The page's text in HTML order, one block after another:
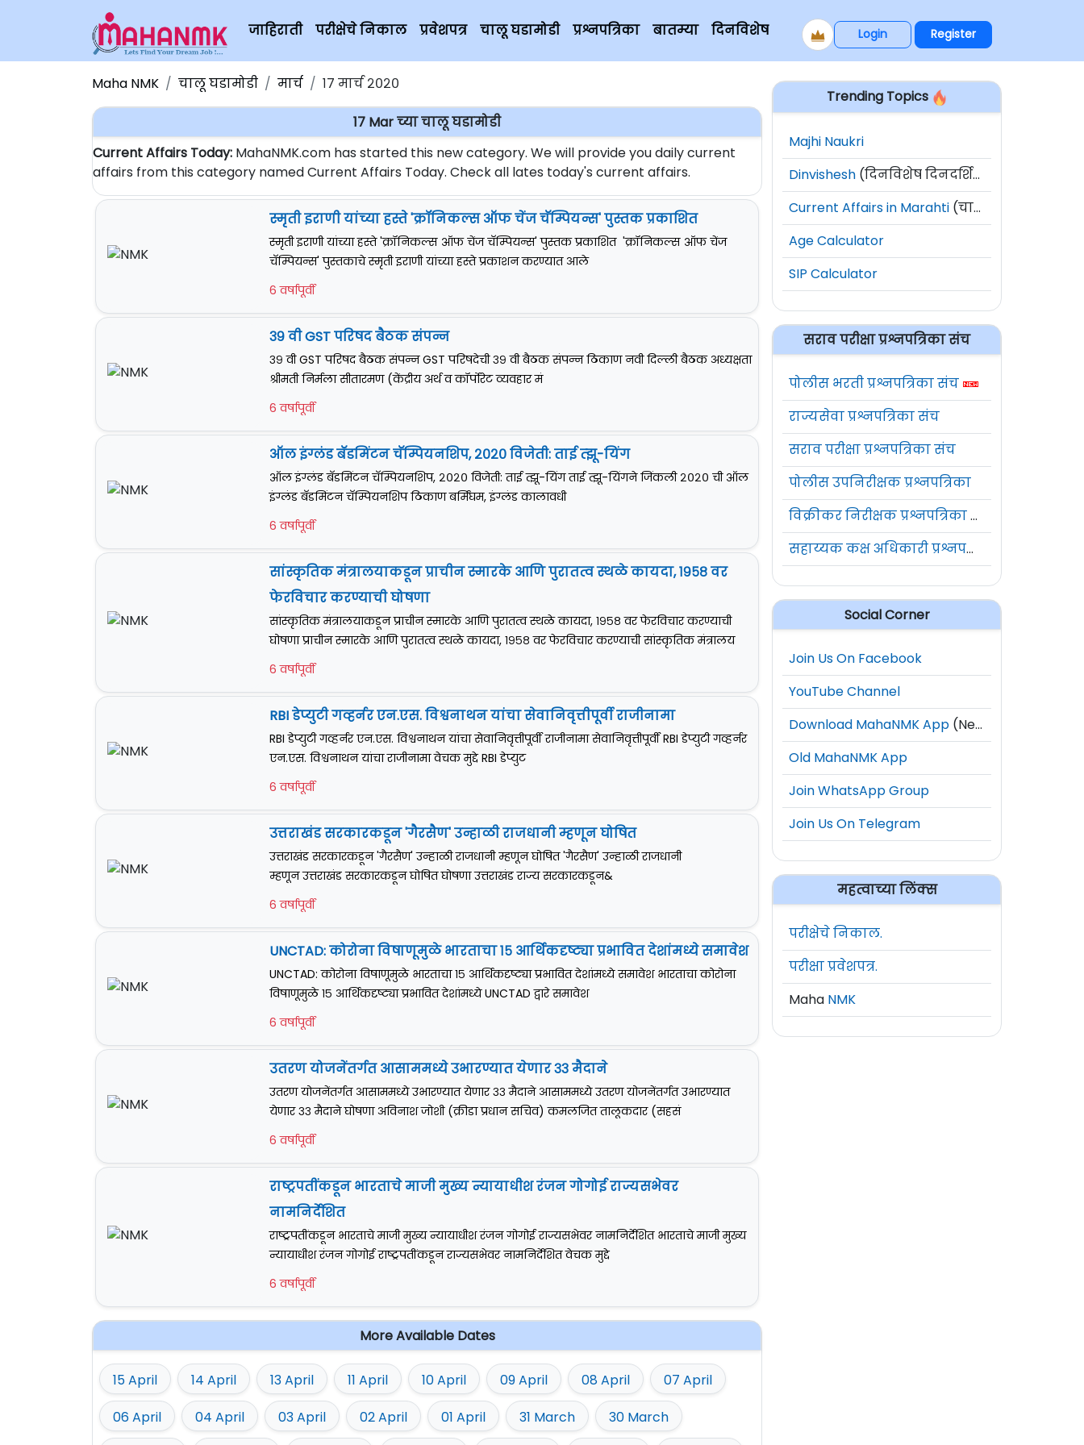
जाहिराती परीक्षेचे निकाल प्रवेशपत्र चालू घडामोडी प्रश्नपत्रिका बातम्या दिनविशेष Login Register
Maha NMK चालू घडामोडी मार्च १७ मार्च २०२०
17 Mar च्या चालू घडामोडी
Current Affairs Today: MahaNMK.com has started this new category. We will provide you daily current
affairs from this category named Current Affairs Today. Check all lates today's current affairs.
स्मृती इराणी यांच्या हस्ते 'क्रॉनिकल्स ऑफ चेंज चॅम्पियन्स' पुस्तक प्रकाशित
स्मृती इराणी यांच्या हस्ते 'क्रॉनिकल्स ऑफ चेंज चॅम्पियन्स' पुस्तक प्रकाशित 'क्रॉनिकल्स ऑफ चेंज
चॅम्पियन्स' पुस्तकाचे स्मृती इराणी यांच्या हस्ते प्रकाशन करण्यात आले
6 वर्षापूर्वी
३९ वी GST परिषद बैठक संपन्न
३९ वी GST परिषद बैठक संपन्न GST परिषदेची ३९ वी बैठक संपन्न ठिकाण नवी दिल्ली बैठक अध्यक्षता
श्रीमती निर्मला सीतारमण (केंद्रीय अर्थ व कॉर्पोरेट व्यवहार मं
6 वर्षापूर्वी
ऑल इंग्लंड बॅडमिंटन चॅम्पियनशिप, २०२० विजेती: ताई त्झू-यिंग
ऑल इंग्लंड बॅडमिंटन चॅम्पियनशिप, २०२० विजेती: ताई त्झू-यिंग ताई त्झू-यिंगने जिंकली २०२० ची ऑल
इंग्लंड बॅडमिंटन चॅम्पियनशिप ठिकाण बर्मिंघम, इंग्लंड कालावधी
6 वर्षापूर्वी
सांस्कृतिक मंत्रालयाकडून प्राचीन स्मारके आणि पुरातत्व स्थळे कायदा, १९५८ वर
फेरविचार करण्याची घोषणा
सांस्कृतिक मंत्रालयाकडून प्राचीन स्मारके आणि पुरातत्व स्थळे कायदा, १९५८ वर फेरविचार करण्याची
घोषणा प्राचीन स्मारके आणि पुरातत्व स्थळे कायदा, १९५८ वर फेरविचार करण्याची सांस्कृतिक मंत्रालय
6 वर्षापूर्वी
RBI डेप्युटी गव्हर्नर एन.एस. विश्वनाथन यांचा सेवानिवृत्तीपूर्वी राजीनामा
RBI डेप्युटी गव्हर्नर एन.एस. विश्वनाथन यांचा सेवानिवृत्तीपूर्वी राजीनामा सेवानिवृत्तीपूर्वी RBI डेप्युटी गव्हर्नर
एन.एस. विश्वनाथन यांचा राजीनामा वेचक मुद्दे RBI डेप्युट
6 वर्षापूर्वी
उत्तराखंड सरकारकडून 'गैरसैण' उन्हाळी राजधानी म्हणून घोषित
उत्तराखंड सरकारकडून 'गैरसैण' उन्हाळी राजधानी म्हणून घोषित 'गैरसैण' उन्हाळी राजधानी
म्हणून उत्तराखंड सरकारकडून घोषित घोषणा उत्तराखंड राज्य सरकारकडून&
6 वर्षापूर्वी
UNCTAD: कोरोना विषाणूमुळे भारताचा १५ आर्थिकदृष्ट्या प्रभावित देशांमध्ये समावेश
UNCTAD: कोरोना विषाणूमुळे भारताचा १५ आर्थिकदृष्ट्या प्रभावित देशांमध्ये समावेश भारताचा कोरोना
विषाणूमुळे १५ आर्थिकदृष्ट्या प्रभावित देशांमध्ये UNCTAD द्वारे समावेश
6 वर्षापूर्वी
उतरण योजनेंतर्गत आसाममध्ये उभारण्यात येणार ३३ मैदाने
उतरण योजनेंतर्गत आसाममध्ये उभारण्यात येणार ३३ मैदाने आसाममध्ये उतरण योजनेंतर्गत उभारण्यात
येणार ३३ मैदाने घोषणा अविनाश जोशी (क्रीडा प्रधान सचिव) कमलजित तालूकदार (सहसं
6 वर्षापूर्वी
राष्ट्रपतींकडून भारताचे माजी मुख्य न्यायाधीश रंजन गोगोई राज्यसभेवर
नामनिर्देशित
राष्ट्रपतींकडून भारताचे माजी मुख्य न्यायाधीश रंजन गोगोई राज्यसभेवर नामनिर्देशित भारताचे माजी मुख्य
न्यायाधीश रंजन गोगोई राष्ट्रपतींकडून राज्यसभेवर नामनिर्देशित वेचक मुद्दे
6 वर्षापूर्वी
More Available Dates
15 April 14 April 13 April 11 April 10 April 09 April 08 April
07 April
06 April
04 April 03 April 02 April 01 April 31 March 30 March
Trending Topics
Majhi Naukri
Dinvishesh (दिनविशेष दिनदर्शिका)
Current Affairs in Marahti (चालू घडामोडी)
Age Calculator
SIP Calculator
सराव परीक्षा प्रश्नपत्रिका संच
पोलीस भरती प्रश्नपत्रिका संच
राज्यसेवा प्रश्नपत्रिका संच
सराव परीक्षा प्रश्नपत्रिका संच
पोलीस उपनिरीक्षक प्रश्नपत्रिका
विक्रीकर निरीक्षक प्रश्नपत्रिका संच
सहाय्यक कक्ष अधिकारी प्रश्नपत्रिका संच
Social Corner
Join Us On Facebook
YouTube Channel
Download MahaNMK App (New)
Old MahaNMK App
Join WhatsApp Group
Join Us On Telegram
महत्वाच्या लिंक्स
परीक्षेचे निकाल.
परीक्षा प्रवेशपत्र.
Maha NMK